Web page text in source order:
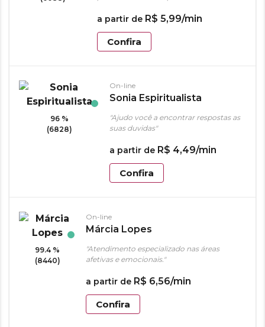
a partir de R$ 5,99/min
Confira
96 %
(6828)
On-line
Sonia Espiritualista
"Ajudo você a encontrar respostas as
suas duvidas"
a partir de R$ 4,49/min
Confira
99.4 %
(8440)
On-line
Márcia Lopes
"Atendimento especializado nas áreas
afetivas e emocionais."
a partir de R$ 6,56/min
Confira